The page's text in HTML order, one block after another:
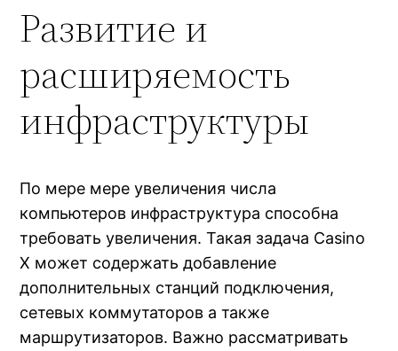
Развитие и
расширяемость
инфраструктуры
По мере мере увеличения числа
компьютеров инфраструктура способна
требовать увеличения. Такая задача Casino
X может содержать добавление
дополнительных станций подключения,
сетевых коммутаторов а также
маршрутизаторов. Важно рассматривать